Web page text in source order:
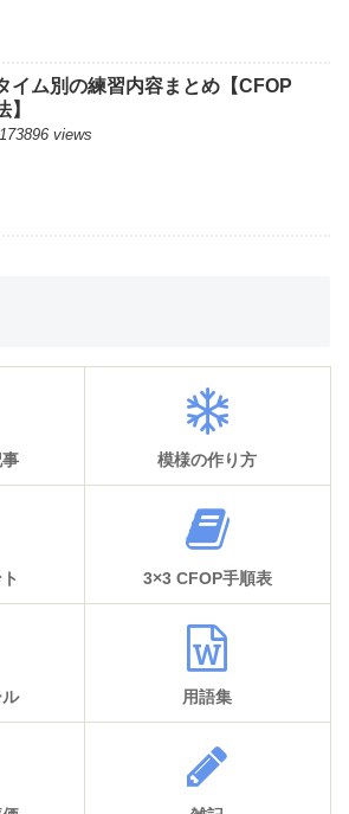
イム別の練習内容まとめ【CFOP
】
173896 views
模様の作り方
3×3 CFOP手順表
用語集